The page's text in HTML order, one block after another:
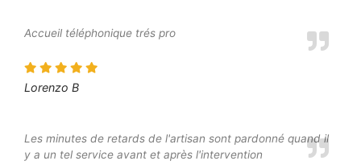
Accueil téléphonique trés pro
Lorenzo B
Les minutes de retards de l'artisan sont pardonné quand il
y a un tel service avant et après l'intervention